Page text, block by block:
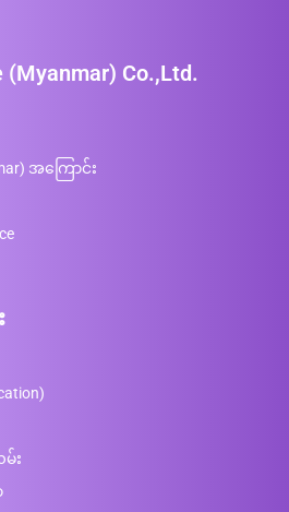
(Myanmar) Co.,Ltd.
အကြောင်း
း